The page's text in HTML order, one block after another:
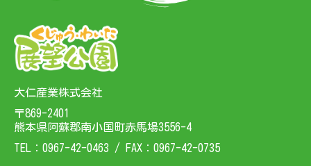
大仁産業株式会社
〒869-2401
熊本県阿蘇郡南小国町赤馬場3556-4
TEL：0967-42-0463 / FAX：0967-42-0735